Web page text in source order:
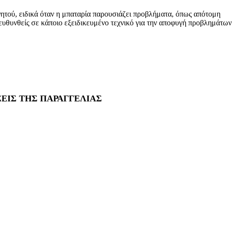
ειδικά όταν η μπαταρία παρουσιάζει προβλήματα, όπως απότομη
σε κάποιο εξειδικευμένο τεχνικό για την αποφυγή προβλημάτων
ΤΗΣ ΠΑΡΑΓΓΕΛΙΑΣ